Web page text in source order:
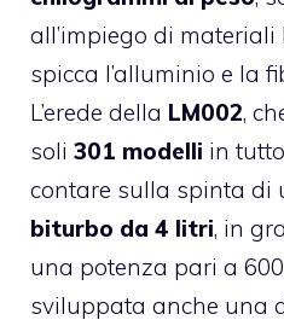
all’impiego di
spicca l’alluminio e la
L’erede della LM002,
soli 301 modelli in
contare sulla spinta di
biturbo da 4 litri, in
una potenza pari a
sviluppata anche una